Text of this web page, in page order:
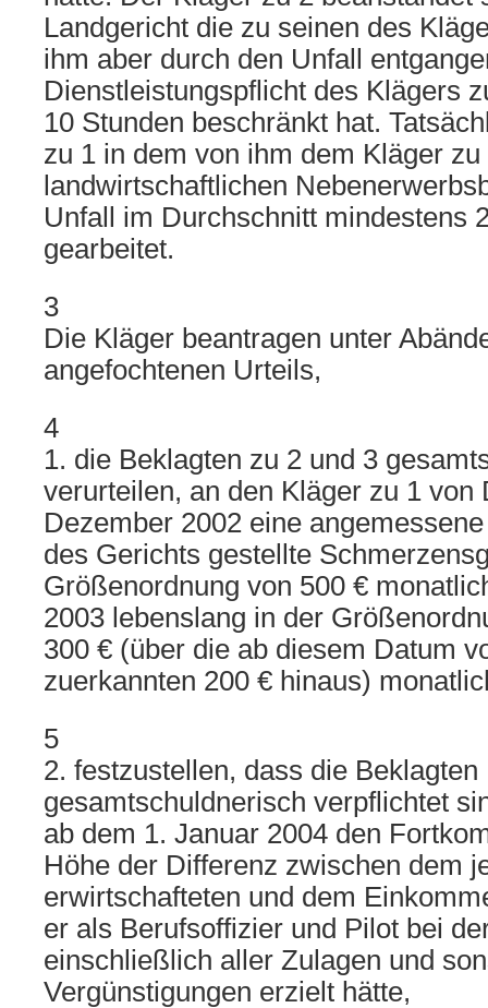
Landgericht die zu seinen des
ihm aber durch den Unfall
Dienstleistungspflicht des Klägers
10 Stunden beschränkt hat.
zu 1 in dem von ihm dem Kläger
landwirtschaftlichen
Unfall im Durchschnitt mindestens
gearbeitet.
3
Die Kläger beantragen unter
angefochtenen Urteils,
4
1. die Beklagten zu 2 und 3
verurteilen, an den Kläger zu 1 von
Dezember 2002 eine
des Gerichts gestellte
Größenordnung von 500 €
2003 lebenslang in der
300 € (über die ab diesem Datum
zuerkannten 200 € hinaus)
5
2. festzustellen, dass die Beklagten
gesamtschuldnerisch verpflichtet
ab dem 1. Januar 2004 den
Höhe der Differenz zwischen dem
erwirtschafteten und dem
er als Berufsoffizier und Pilot bei
einschließlich aller Zulagen und
Vergünstigungen erzielt hätte,